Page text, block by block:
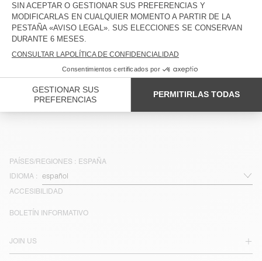
PANTALÓN HOMBRE YROWAY
€ 125
BACK IN STOCK
PAÍSES/REGIONES : ESPAÑA
IDIOMA :
ACCESIBILIDAD
JOIN US
BOLETÍN INFORMATIVO